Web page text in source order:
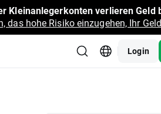
Kleinanlegerkonten verlieren Geld
hohe Risiko einzugehen, Ihr
Login